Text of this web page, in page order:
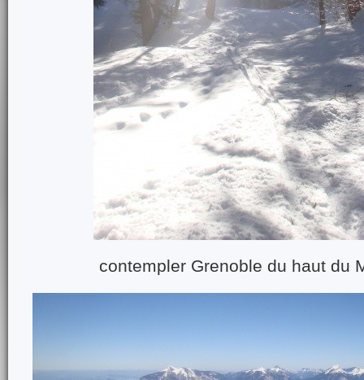
contempler Grenoble du haut du